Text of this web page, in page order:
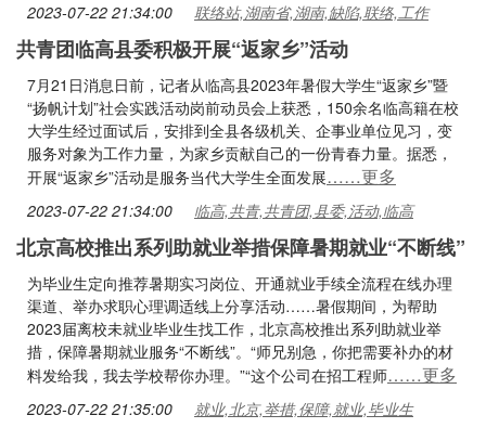
2023-07-22 21:34:00 联络站,湖南省,湖南,缺陷,联络,工作
共青团临高县委积极开展“返家乡”活动
7月21日消息日前，记者从临高县2023年暑假大学生“返家乡”暨
“扬帆计划”社会实践活动岗前动员会上获悉，150余名临高籍在校
大学生经过面试后，安排到全县各级机关、企事业单位见习，变
服务对象为工作力量，为家乡贡献自己的一份青春力量。据悉，
开展“返家乡”活动是服务当代大学生全面发展……更多
2023-07-22 21:34:00 临高,共青,共青团,县委,活动,临高
北京高校推出系列助就业举措保障暑期就业“不断线”
为毕业生定向推荐暑期实习岗位、开通就业手续全流程在线办理
渠道、举办求职心理调适线上分享活动……暑假期间，为帮助
2023届离校未就业毕业生找工作，北京高校推出系列助就业举
措，保障暑期就业服务“不断线”。“师兄别急，你把需要补办的材
料发给我，我去学校帮你办理。”“这个公司在招工程师……更多
2023-07-22 21:35:00 就业,北京,举措,保障,就业,毕业生